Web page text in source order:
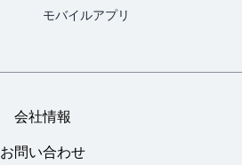
モバイルアプリ
会社情報
お問い合わせ